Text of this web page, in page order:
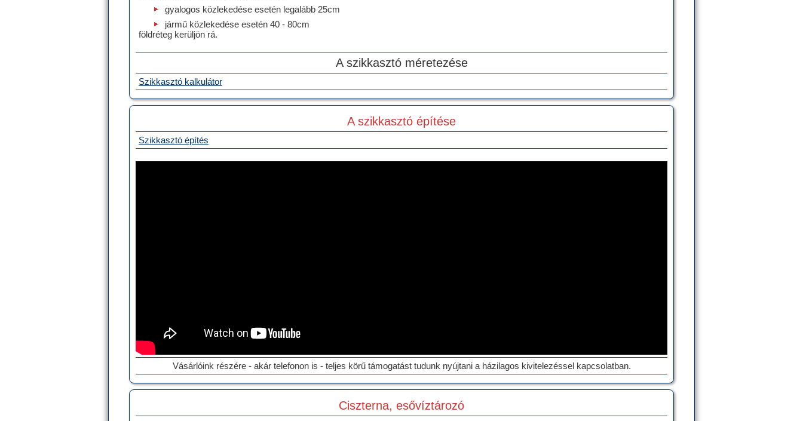
gyalogos közlekedése esetén legalább 25cm
jármű közlekedése esetén 40 - 80cm
földréteg kerüljön rá.
A szikkasztó méretezése
Szikkasztó kalkulátor
A szikkasztó építése
Szikkasztó építés
Vásárlóink részére - akár telefonon is - teljes körű támogatást tudunk nyújtani a házilagos kivitelezéssel kapcsolatban.
Ciszterna, esővíztározó